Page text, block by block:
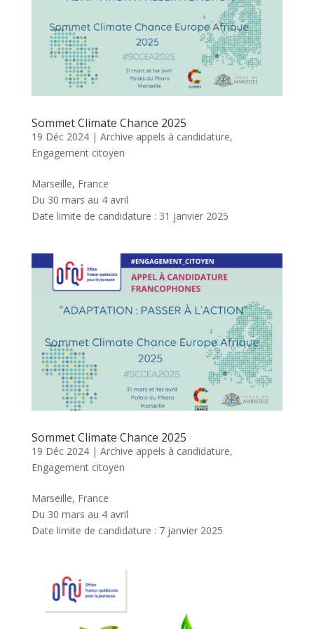
Sommet Climate Chance 2025
19 Déc 2024| Archive appels à candidature,
Engagement citoyen
Marseille, France
Du 30 mars au 4 avril
Date limite de candidature : 31 janvier 2025
Sommet Climate Chance 2025
19 Déc 2024| Archive appels à candidature,
Engagement citoyen
Marseille, France
Du 30 mars au 4 avril
Date limite de candidature : 7 janvier 2025